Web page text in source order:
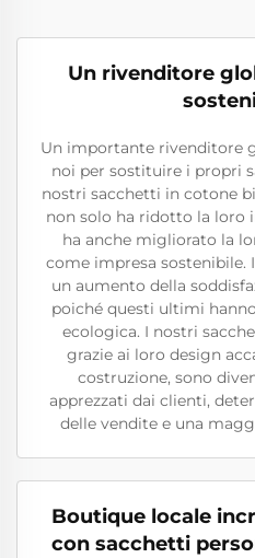
Un rivenditore
Un importante rivenditore
noi per sostituire i propri
nostri sacchetti in cotone
non solo ha ridotto la loro
ha anche migliorato la
come impresa
un aumento della
poiché questi ultimi
ecologica. I nostri
grazie ai loro design
costruzione, sono
apprezzati dai clienti,
delle vendite e una
Boutique locale
con sacchetti